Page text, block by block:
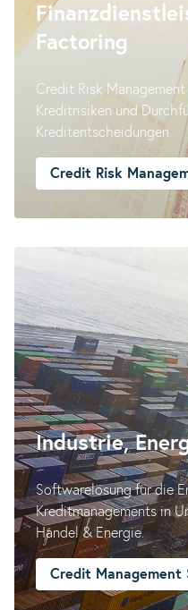
Factoring
Credit Risk
Kreditrisiken und
Kreditentscheidungen.
Credit Risk
Industrie,
Softwarelösung für die
Kreditmanagements in
Handel & Energie.
Credit Management